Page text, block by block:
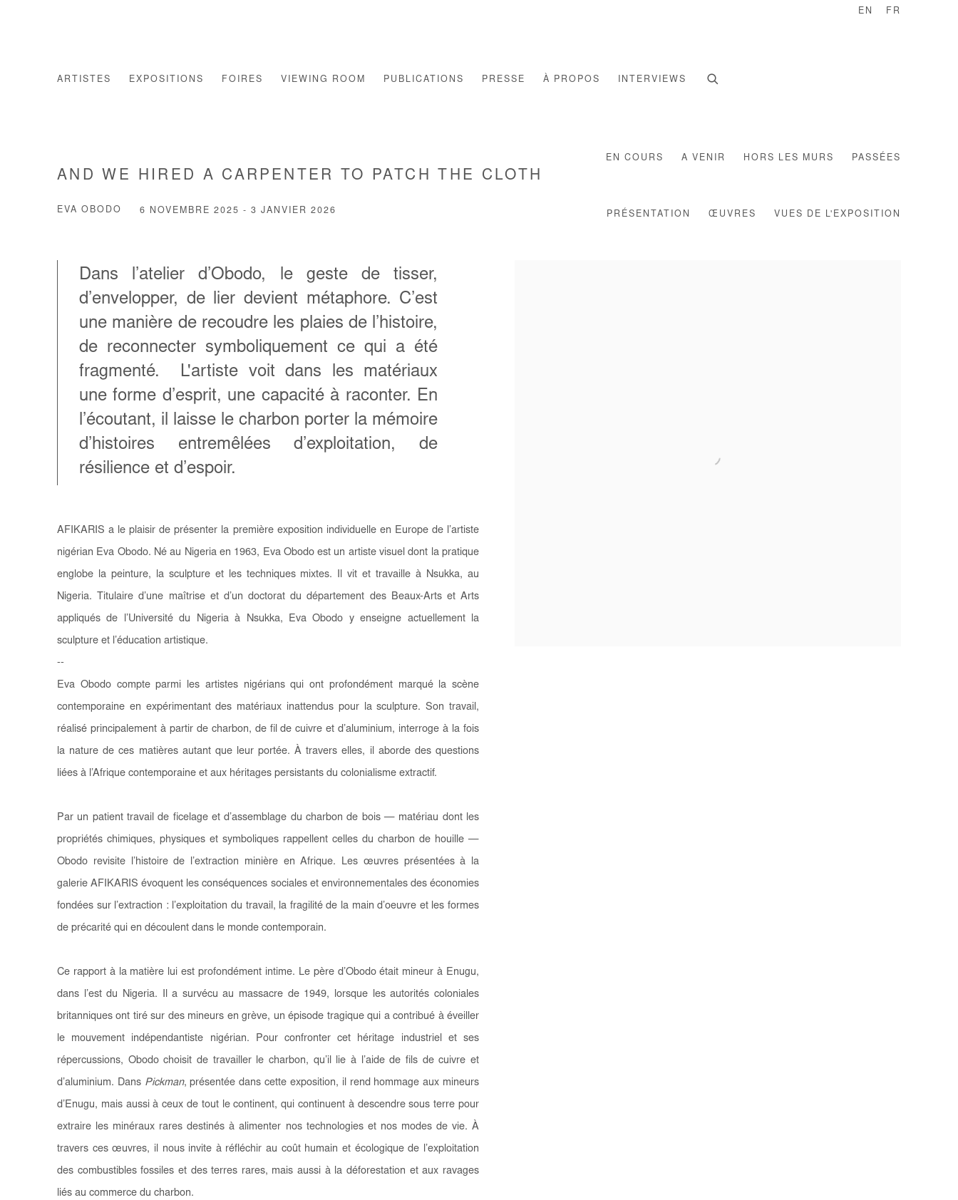
ARTISTES EXPOSITIONS FOIRES VIEWING ROOM PUBLICATIONS PRESSE À PROPOS INTERVIEWS
EN FR
EN COURS A VENIR HORS LES MURS PASSÉES
AND WE HIRED A CARPENTER TO PATCH THE CLOTH
EVA OBODO 6 NOVEMBRE 2025 - 3 JANVIER 2026 PRÉSENTATION ŒUVRES VUES DE L'EXPOSITION
Dans l’atelier d’Obodo, le geste de tisser,
d’envelopper, de lier devient métaphore. C’est
une manière de recoudre les plaies de l’histoire,
de reconnecter symboliquement ce qui a été
fragmenté. L'artiste voit dans les matériaux
une forme d’esprit, une capacité à raconter. En
l’écoutant, il laisse le charbon porter la mémoire
d’histoires entremêlées d’exploitation, de
résilience et d’espoir.
AFIKARIS a le plaisir de présenter la première exposition individuelle en Europe de l’artiste
nigérian Eva Obodo. Né au Nigeria en 1963, Eva Obodo est un artiste visuel dont la pratique
englobe la peinture, la sculpture et les techniques mixtes. Il vit et travaille à Nsukka, au
Nigeria. Titulaire d’une maîtrise et d’un doctorat du département des Beaux-Arts et Arts
appliqués de l’Université du Nigeria à Nsukka, Eva Obodo y enseigne actuellement la
sculpture et l’éducation artistique.
--
Eva Obodo compte parmi les artistes nigérians qui ont profondément marqué la scène
contemporaine en expérimentant des matériaux inattendus pour la sculpture. Son travail,
réalisé principalement à partir de charbon, de fil de cuivre et d’aluminium, interroge à la fois
la nature de ces matières autant que leur portée. À travers elles, il aborde des questions
liées à l’Afrique contemporaine et aux héritages persistants du colonialisme extractif.
Par un patient travail de ficelage et d’assemblage du charbon de bois — matériau dont les
propriétés chimiques, physiques et symboliques rappellent celles du charbon de houille —
Obodo revisite l’histoire de l’extraction minière en Afrique. Les œuvres présentées à la
galerie AFIKARIS évoquent les conséquences sociales et environnementales des économies
fondées sur l’extraction : l’exploitation du travail, la fragilité de la main d’oeuvre et les formes
de précarité qui en découlent dans le monde contemporain.
Ce rapport à la matière lui est profondément intime. Le père d’Obodo était mineur à Enugu,
dans l’est du Nigeria. Il a survécu au massacre de 1949, lorsque les autorités coloniales
britanniques ont tiré sur des mineurs en grève, un épisode tragique qui a contribué à éveiller
le mouvement indépendantiste nigérian. Pour confronter cet héritage industriel et ses
répercussions, Obodo choisit de travailler le charbon, qu’il lie à l’aide de fils de cuivre et
d’aluminium. Dans Pickman, présentée dans cette exposition, il rend hommage aux mineurs
d’Enugu, mais aussi à ceux de tout le continent, qui continuent à descendre sous terre pour
extraire les minéraux rares destinés à alimenter nos technologies et nos modes de vie. À
travers ces œuvres, il nous invite à réfléchir au coût humain et écologique de l’exploitation
des combustibles fossiles et des terres rares, mais aussi à la déforestation et aux ravages
liés au commerce du charbon.